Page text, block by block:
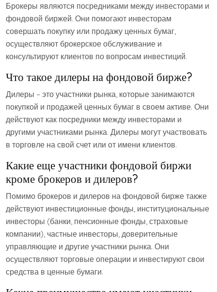
Брокеры являются посредниками между инвесторами и
фондовой биржей. Они помогают инвесторам
совершать покупку или продажу ценных бумаг,
осуществляют брокерское обслуживание и
консультируют клиентов по вопросам инвестиций.
Что такое дилеры на фондовой бирже?
Дилеры – это участники рынка, которые занимаются
покупкой и продажей ценных бумаг в своем активе. Они
действуют как посредники между инвесторами и
другими участниками рынка. Дилеры могут участвовать
в торговле на свой счет или от имени клиентов.
Какие еще участники фондовой биржи
кроме брокеров и дилеров?
Помимо брокеров и дилеров на фондовой бирже также
действуют инвестиционные фонды, институциональные
инвесторы (банки, пенсионные фонды, страховые
компании), частные инвесторы, доверительные
управляющие и другие участники рынка. Они
осуществляют торговые операции и инвестируют свои
средства в ценные бумаги.